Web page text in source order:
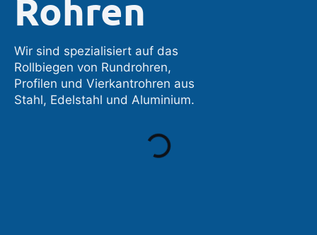
Rohren
Wir sind spezialisiert auf das
Rollbiegen von Rundrohren,
Profilen und Vierkantrohren aus
Stahl, Edelstahl und Aluminium.